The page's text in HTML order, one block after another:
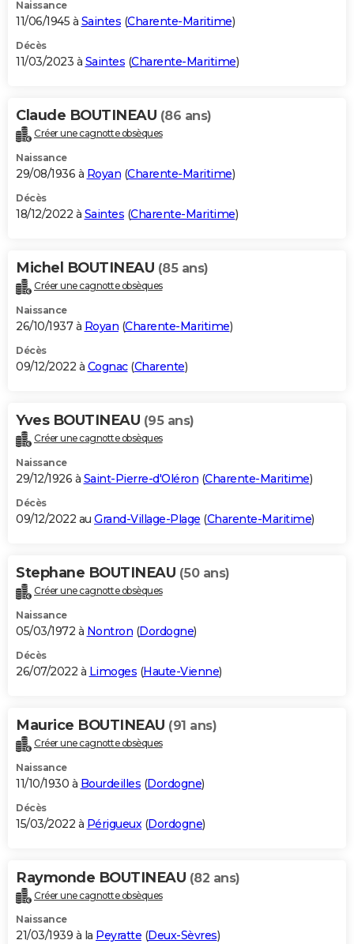
Naissance
11/06/1945 à Saintes (Charente-Maritime)
Décès
11/03/2023 à Saintes (Charente-Maritime)
Claude BOUTINEAU (86 ans)
Créer une cagnotte obsèques
Naissance
29/08/1936 à Royan (Charente-Maritime)
Décès
18/12/2022 à Saintes (Charente-Maritime)
Michel BOUTINEAU (85 ans)
Créer une cagnotte obsèques
Naissance
26/10/1937 à Royan (Charente-Maritime)
Décès
09/12/2022 à Cognac(Charente)
Yves BOUTINEAU (95 ans)
Créer une cagnotte obsèques
Naissance
29/12/1926 à Saint-Pierre-d'Oléron (Charente-Maritime)
Décès
09/12/2022 au Grand-Village-Plage (Charente-Maritime)
Stephane BOUTINEAU (50 ans)
Créer une cagnotte obsèques
Naissance
05/03/1972 à Nontron (Dordogne)
Décès
26/07/2022 à Limoges (Haute-Vienne)
Maurice BOUTINEAU (91 ans)
Créer une cagnotte obsèques
Naissance
11/10/1930 à Bourdeilles (Dordogne)
Décès
15/03/2022 à Périgueux (Dordogne)
Raymonde BOUTINEAU (82 ans)
Créer une cagnotte obsèques
Naissance
21/03/1939 à la Peyratte (Deux-Sèvres)